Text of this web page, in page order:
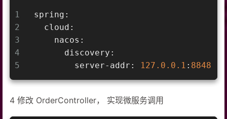
1
2
3
4
5
spring:
  cloud:
    nacos:
      discovery:
        server-addr:
127.0 .0 .1 : 8848
4 修改 OrderController， 实现微服务调用